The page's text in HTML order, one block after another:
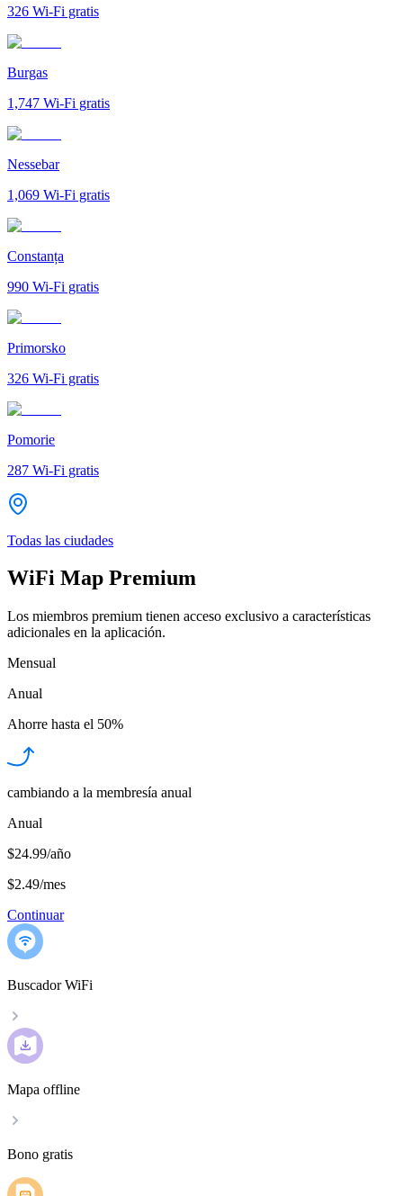
326 Wi-Fi gratis
Burgas
1,747 Wi-Fi gratis
Nessebar
1,069 Wi-Fi gratis
Constanța
990 Wi-Fi gratis
Primorsko
326 Wi-Fi gratis
Pomorie
287 Wi-Fi gratis
Todas las ciudades
WiFi Map Premium
Los miembros premium tienen acceso exclusivo a características
adicionales en la aplicación.
Mensual
Anual
Ahorre hasta el 50%
cambiando a la membresía anual
Anual
$24.99/año
$2.49/mes
Continuar
Buscador WiFi
Mapa offline
Bono gratis